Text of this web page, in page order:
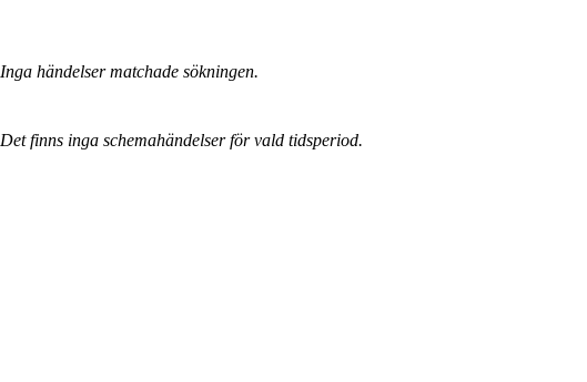
Inga händelser matchade sökningen.
Det finns inga schemahändelser för vald tidsperiod.